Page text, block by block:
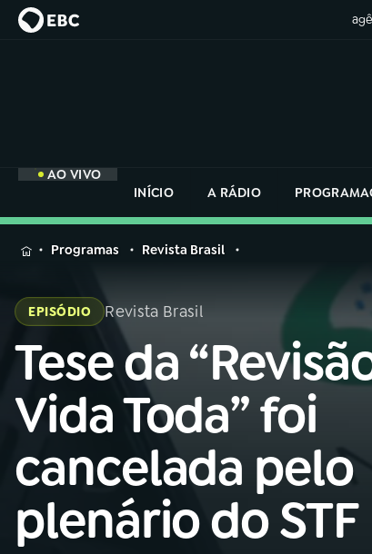
AO VIVO
INÍCIO
A RÁDIO
MENU
Buscar
na
Rádio
Nacional
Buscar
AO VIVO
01INÍCIO
02A RÁDIO
na
Rádio
Programas Revista Brasil
EPISÓDIO Revista Brasil
Tese da
Vida Toda” foi
cancelada pelo
plenário do STF